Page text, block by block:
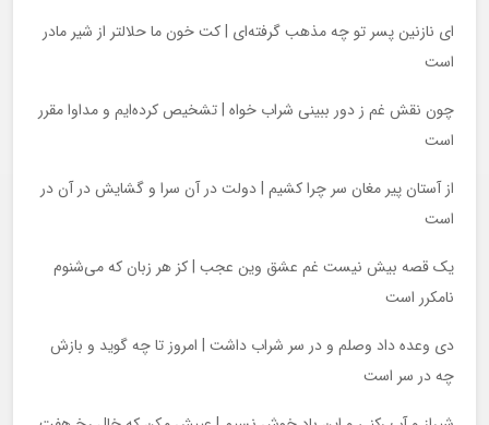
ای نازنین پسر تو چه مذهب گرفته‌ای | کت خون ما حلالتر از شیر مادر
است
چون نقش غم ز دور ببینی شراب خواه | تشخیص کرده‌ایم و مداوا مقرر
است
از آستان پیر مغان سر چرا کشیم | دولت در آن سرا و گشایش در آن در
است
یک قصه بیش نیست غم عشق وین عجب | کز هر زبان که می‌شنوم
نامکرر است
دی وعده داد وصلم و در سر شراب داشت | امروز تا چه گوید و بازش
چه در سر است